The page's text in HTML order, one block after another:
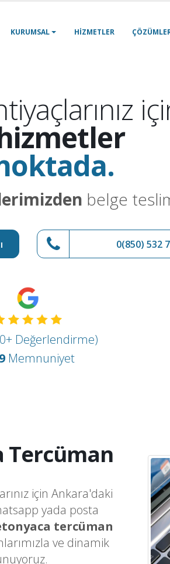
KURUMSAL HIZMETLER
belge
0(850) 532
Değerlendirme)
Memnuniyet
Tercüman
için Ankara'daki
yada posta
tercüman
ve dinamik